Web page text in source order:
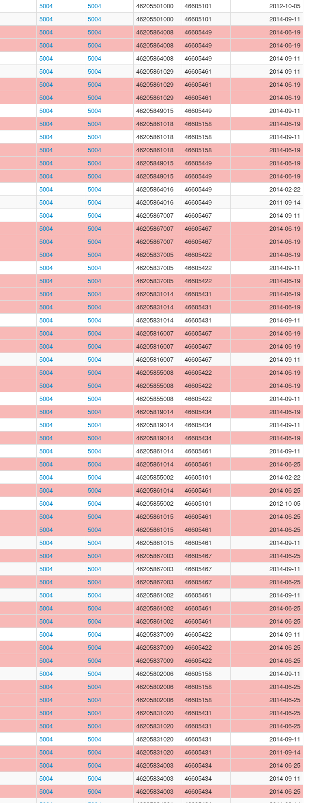
5004 5004 46205501000 46605101
2012-10-05
5004 5004 46205501000 46605101
2014-09-11
5004 5004 46205864008 46605449
2014-06-19
5004 5004 46205864008 46605449
2014-06-19
5004 5004 46205864008 46605449
2014-09-11
5004 5004 46205861029 46605461
2014-09-11
5004 5004 46205861029 46605461
2014-06-19
5004 5004 46205861029 46605461
2014-06-19
5004 5004 46205849015 46605449
2014-09-11
5004 5004 46205861018 46605158
2014-06-19
5004 5004 46205861018 46605158
2014-09-11
5004 5004 46205861018 46605158
2014-06-19
5004 5004 46205849015 46605449
2014-06-19
5004 5004 46205849015 46605449
2014-06-19
5004 5004 46205864016 46605449
2014-02-22
5004 5004 46205864016 46605449
2011-09-14
5004 5004 46205867007 46605467
2014-09-11
5004 5004 46205867007 46605467
2014-06-19
5004 5004 46205867007 46605467
2014-06-19
5004 5004 46205837005 46605422
2014-06-19
5004 5004 46205837005 46605422
2014-09-11
5004 5004 46205837005 46605422
2014-06-19
5004 5004 46205831014 46605431
2014-06-19
5004 5004 46205831014 46605431
2014-06-19
5004 5004 46205831014 46605431
2014-09-11
5004 5004 46205816007 46605467
2014-06-19
5004 5004 46205816007 46605467
2014-06-19
5004 5004 46205816007 46605467
2014-09-11
5004 5004 46205855008 46605422
2014-06-19
5004 5004 46205855008 46605422
2014-06-19
5004 5004 46205855008 46605422
2014-09-11
5004 5004 46205819014 46605434
2014-06-19
5004 5004 46205819014 46605434
2014-09-11
5004 5004 46205819014 46605434
2014-06-19
5004 5004 46205861014 46605461
2014-09-11
5004 5004 46205861014 46605461
2014-06-25
5004 5004 46205855002 46605101
2014-02-22
5004 5004 46205861014 46605461
2014-06-25
5004 5004 46205855002 46605101
2012-10-05
5004 5004 46205861015 46605461
2014-06-25
5004 5004 46205861015 46605461
2014-06-25
5004 5004 46205861015 46605461
2014-09-11
5004 5004 46205867003 46605467
2014-06-25
5004 5004 46205867003 46605467
2014-09-11
5004 5004 46205867003 46605467
2014-06-25
5004 5004 46205861002 46605461
2014-09-11
5004 5004 46205861002 46605461
2014-06-25
5004 5004 46205861002 46605461
2014-06-25
5004 5004 46205837009 46605422
2014-09-11
5004 5004 46205837009 46605422
2014-06-25
5004 5004 46205837009 46605422
2014-06-25
5004 5004 46205802006 46605158
2014-09-11
5004 5004 46205802006 46605158
2014-06-25
5004 5004 46205802006 46605158
2014-06-25
5004 5004 46205831020 46605431
2014-06-25
5004 5004 46205831020 46605431
2014-06-25
5004 5004 46205831020 46605431
2014-09-11
5004 5004 46205831020 46605431
2011-09-14
5004 5004 46205834003 46605434
2014-06-25
5004 5004 46205834003 46605434
2014-09-11
5004 5004 46205834003 46605434
2014-06-25